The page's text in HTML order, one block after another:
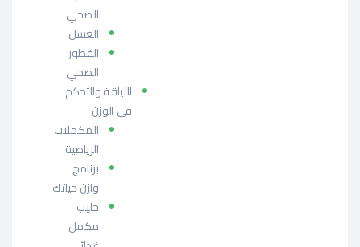
الصحي
العسل
الفطور
الصحي
اللياقة والتحكم
في الوزن
المكملات
الرياضية
برنامج
وازن حياتك
حليب
مكمل